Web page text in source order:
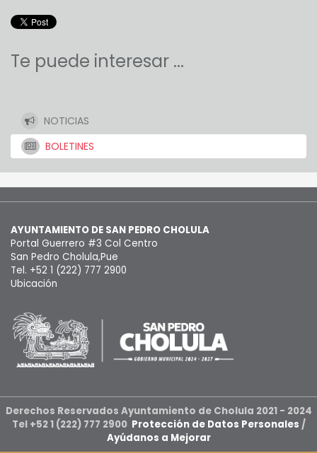
Te puede interesar ...
NOTICIAS
BOLETINES
AYUNTAMIENTO DE SAN PEDRO CHOLULA
Portal Guerrero #3 Col Centro
San Pedro Cholula,Pue
Tel. +52 1 (222) 777 2900
Ubicación
Derechos Reservados Ayuntamiento de Cholula 2021 - 2024
Tel +52 1 (222) 777 2900 Protección de Datos Personales /
Ayúdanos a Mejorar